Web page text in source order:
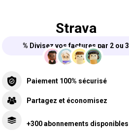
Strava
% Divisez vos factures par 2 ou 3
Paiement 100% sécurisé
Partagez et économisez
+300 abonnements disponibles